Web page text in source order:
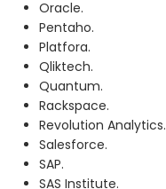
Oracle.
Pentaho.
Platfora.
Qliktech.
Quantum.
Rackspace.
Revolution Analytics.
Salesforce.
SAP.
SAS Institute.